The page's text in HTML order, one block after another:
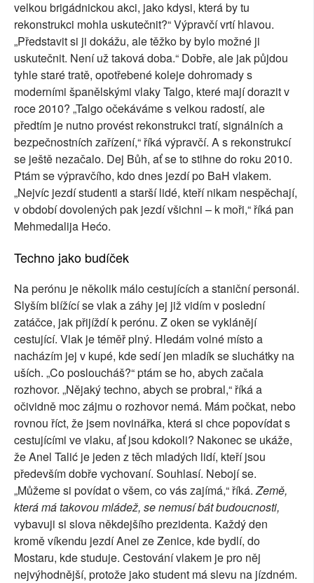
velkou brigádnickou akci, jako kdysi, která by tu
rekonstrukci mohla uskutečnit?“ Výpravčí vrtí hlavou.
„Představit si ji dokážu, ale těžko by bylo možné ji
uskutečnit. Není už taková doba.“ Dobře, ale jak půjdou
tyhle staré tratě, opotřebené koleje dohromady s
moderními španělskými vlaky Talgo, které mají dorazit v
roce 2010? „Talgo očekáváme s velkou radostí, ale
předtím je nutno provést rekonstrukci tratí, signálních a
bezpečnostních zařízení,“ říká výpravčí. A s rekonstrukcí
se ještě nezačalo. Dej Bůh, ať se to stihne do roku 2010.
Ptám se výpravčího, kdo dnes jezdí po BaH vlakem.
„Nejvíc jezdí studenti a starší lidé, kteří nikam nespěchají,
v období dovolených pak jezdí všichni – k moři,“ říká pan
Mehmedalija Hećo.
Techno jako budíček
Na perónu je několik málo cestujících a staniční personál.
Slyším blížící se vlak a záhy jej již vidím v poslední
zatáčce, jak přijíždí k perónu. Z oken se vyklánějí
cestující. Vlak je téměř plný. Hledám volné místo a
nacházím jej v kupé, kde sedí jen mladík se sluchátky na
uších. „Co posloucháš?“ ptám se ho, abych začala
rozhovor. „Nějaký techno, abych se probral,“ říká a
očividně moc zájmu o rozhovor nemá. Mám počkat, nebo
rovnou říct, že jsem novinářka, která si chce popovídat s
cestujícími ve vlaku, ať jsou kdokoli? Nakonec se ukáže,
že Anel Talić je jeden z těch mladých lidí, kteří jsou
především dobře vychovaní. Souhlasí. Nebojí se.
„Můžeme si povídat o všem, co vás zajímá,“ říká.Země,
která má takovou mládež, se nemusí bát budoucnosti,
vybavuji si slova někdejšího prezidenta. Každý den
kromě víkendu jezdí Anel ze Zenice, kde bydlí, do
Mostaru, kde studuje. Cestování vlakem je pro něj
nejvýhodnější, protože jako student má slevu na jízdném.